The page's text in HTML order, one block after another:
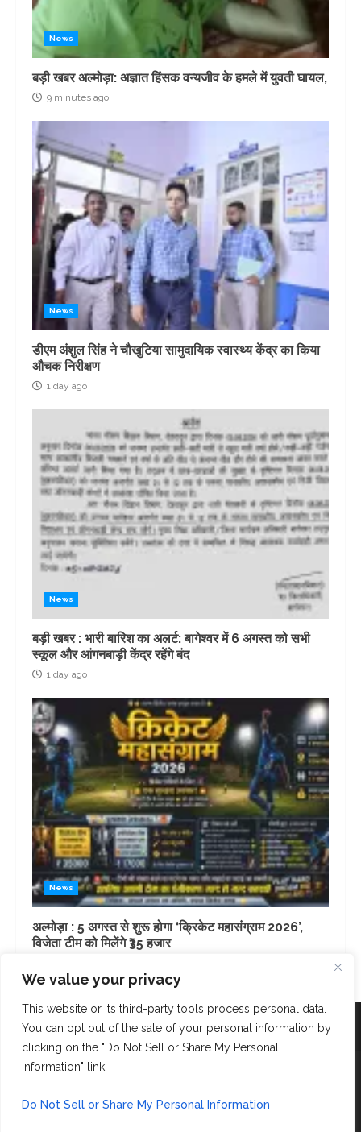
We value your privacy
This website or its third-party tools process personal data.
You can opt out of the sale of your personal information by
clicking on the "Do Not Sell or Share My Personal
Information" link.
Do Not Sell or Share My Personal Information
News
बड़ी खबर अल्मोड़ा: अज्ञात हिंसक वन्यजीव के हमले में युवती घायल,
9 minutes ago
News
डीएम अंशुल सिंह ने चौखुटिया सामुदायिक स्वास्थ्य केंद्र का किया
औचक निरीक्षण
1 day ago
News
बड़ी खबर : भारी बारिश का अलर्ट: बागेश्वर में 6 अगस्त को सभी
स्कूल और आंगनबाड़ी केंद्र रहेंगे बंद
1 day ago
News
अल्मोड़ा : 5 अगस्त से शुरू होगा ‘क्रिकेट महासंग्राम 2026’,
विजेता टीम को मिलेंगे ₹35 हजार
FacebookInstagram
Twitter
Copyright © AK Fast News 2023. Powered and Designed
Contact Us: 6397907972